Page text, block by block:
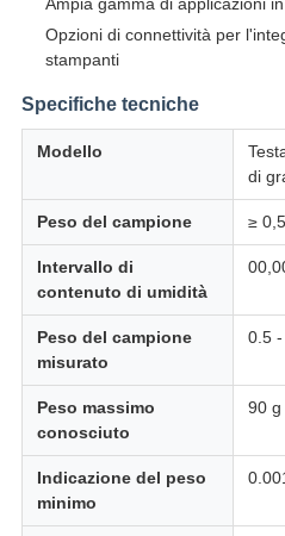
Ampia gamma di applicazioni
Opzioni di connettività per
stampanti
Specifiche tecniche
Modello
di
Peso del campione ≥
Intervallo di
contenuto di umidità
Peso del campione
misurato
0.5
Peso massimo
conosciuto
90 g
Indicazione del peso
minimo